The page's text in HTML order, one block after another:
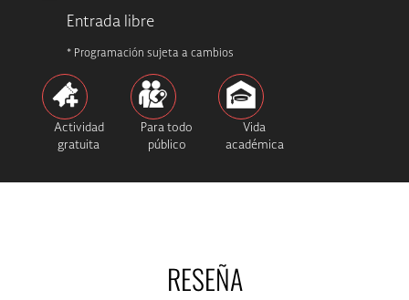
Entrada libre
* Programación sujeta a cambios
Actividad
gratuita
Para todo
público
Vida
académica
RESEÑA